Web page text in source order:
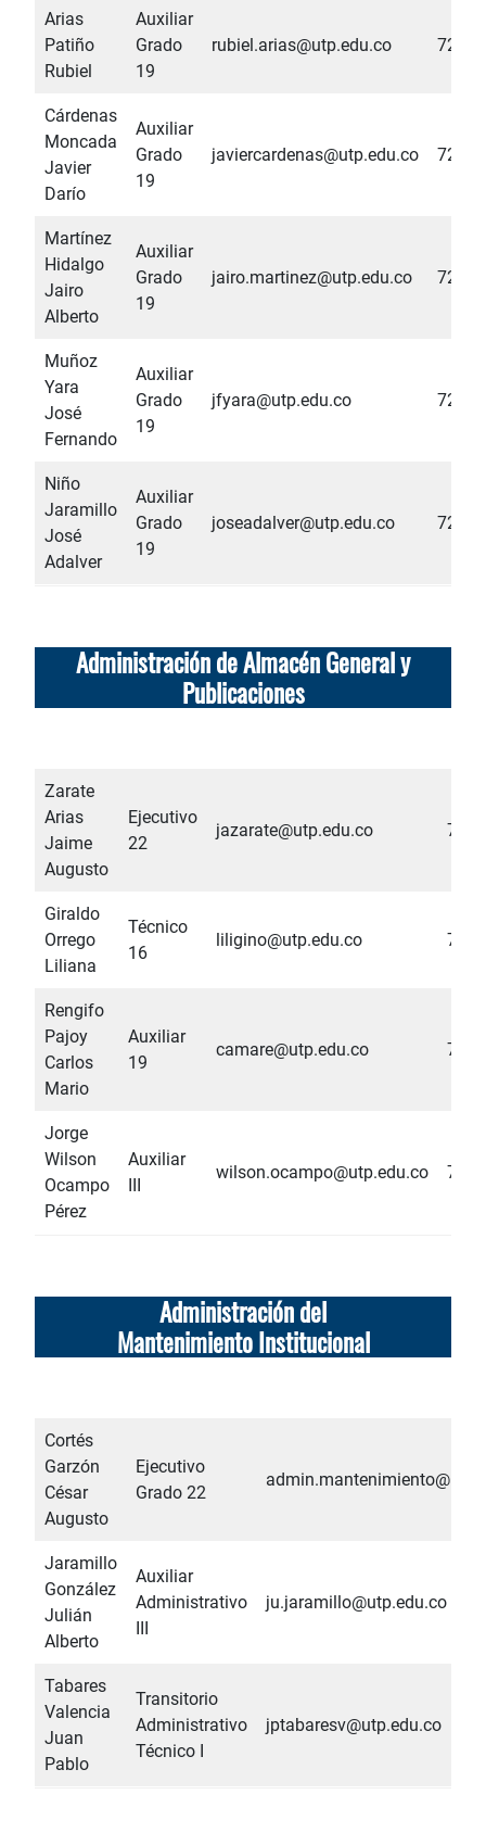
Arias
Patiño
Rubiel
Auxiliar
Grado
19
rubiel.arias@utp.edu.co 7285
Cárdenas
Moncada
Javier
Darío
Auxiliar
Grado
19
javiercardenas@utp.edu.co 7285
Martínez
Hidalgo
Jairo
Alberto
Auxiliar
Grado
19
jairo.martinez@utp.edu.co 7285
Muñoz
Yara
José
Fernando
Auxiliar
Grado
19
jfyara@utp.edu.co 7285
Niño
Jaramillo
José
Adalver
Auxiliar
Grado
19
joseadalver@utp.edu.co 7285
Administración de Almacén General y
Publicaciones
Zarate
Arias
Jaime
Augusto
Ejecutivo
22
jazarate@utp.edu.co 7268
Giraldo
Orrego
Liliana
Técnico
16
liligino@utp.edu.co 7268
Rengifo
Pajoy
Carlos
Mario
Auxiliar
19
camare@utp.edu.co 7268
Jorge
Wilson
Ocampo
Pérez
Auxiliar
wilson.ocampo@utp.edu.co 7285
Administración del
Mantenimiento Institucional
Cortés
Garzón
César
Augusto
Ejecutivo
Grado 22
Jaramillo
González
Julián
Alberto
Auxiliar
Administrativo
ju.jaramillo@utp.edu.co
Tabares
Valencia
Juan
Pablo
Transitorio
Administrativo
Técnico I
jptabaresv@utp.edu.co